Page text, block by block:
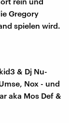
Gregory
spielen wird.
& Dj Nu-
Nox - und
aka Mos Def &